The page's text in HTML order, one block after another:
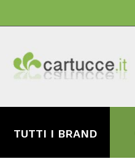
TUTTI I BRAND